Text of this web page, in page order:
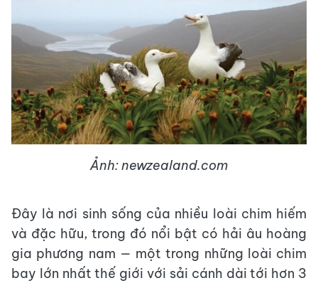
Ảnh: newzealand.com
Đây là nơi sinh sống của nhiều loài chim hiếm
và đặc hữu, trong đó nổi bật có hải âu hoàng
gia phương nam — một trong những loài chim
bay lớn nhất thế giới với sải cánh dài tới hơn 3